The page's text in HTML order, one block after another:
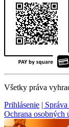
Všetky práva
Prihlásenie |
Ochrana osobných